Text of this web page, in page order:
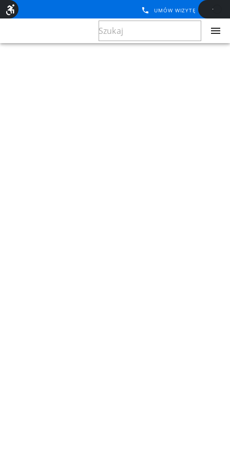
UMÓW WIZYTĘ